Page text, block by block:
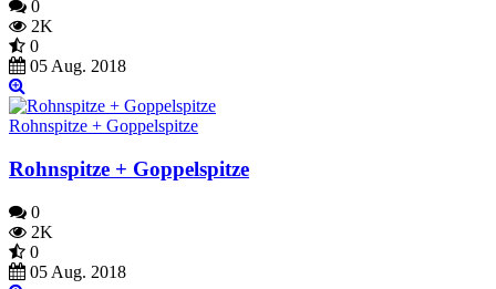
0
2K
0
05 Aug. 2018
Rohnspitze + Goppelspitze
Rohnspitze + Goppelspitze
0
2K
0
05 Aug. 2018